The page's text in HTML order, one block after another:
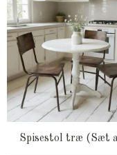
Spisestol træ (Sæt